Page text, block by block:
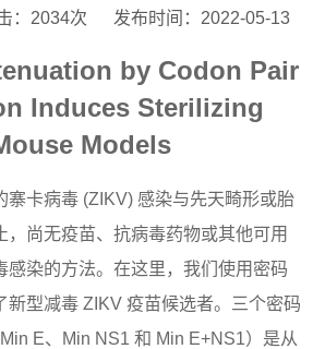
：2034次 发布时间：2022-05-13
by Codon Pair
Induces Sterilizing
Models
寨卡病毒 (ZIKV) 感染与先天畸形或胎
，尚无疫苗、抗病毒药物或其他可用
感染的方法。在这里，我们使用密码
新型减毒 ZIKV 疫苗候选者。三个密码
E、Min NS1 和 Min E+NS1）是从